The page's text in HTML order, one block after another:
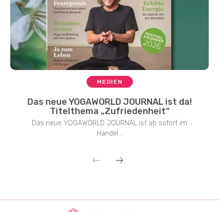
MEDIEN
Das neue YOGAWORLD JOURNAL ist da!
Titelthema „Zufriedenheit“
Das neue YOGAWORLD JOURNAL ist ab sofort im
Handel...